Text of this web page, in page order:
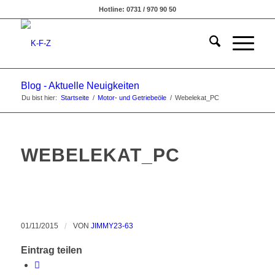
Hotline: 0731 / 970 90 50
Blog - Aktuelle Neuigkeiten
Du bist hier: Startseite / Motor- und Getriebeöle / Webelekat_PC
WEBELEKAT_PC
01/11/2015 / VON JIMMY23-63
Eintrag teilen